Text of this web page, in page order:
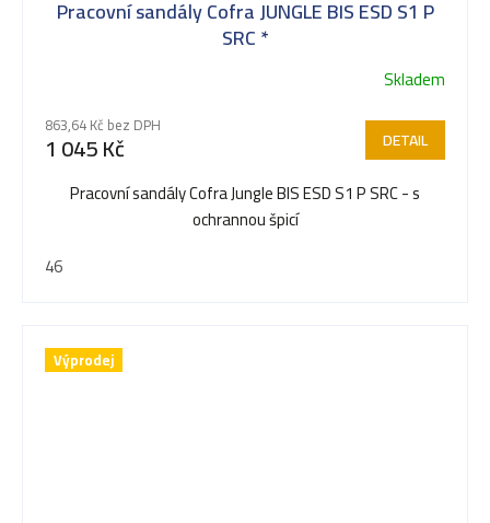
Pracovní sandály Cofra JUNGLE BIS ESD S1 P
SRC *
Skladem
863,64 Kč bez DPH
1 045 Kč DETAIL
Pracovní sandály Cofra Jungle BIS ESD S1 P SRC - s
ochrannou špicí
46
Výprodej